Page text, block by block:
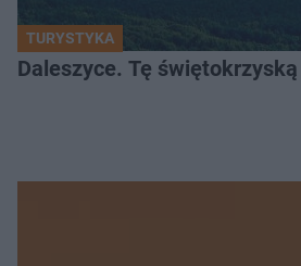
TURYSTYKA
Daleszyce. Tę